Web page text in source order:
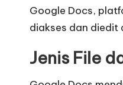
Google Docs,
diakses dan diedit
Jenis File